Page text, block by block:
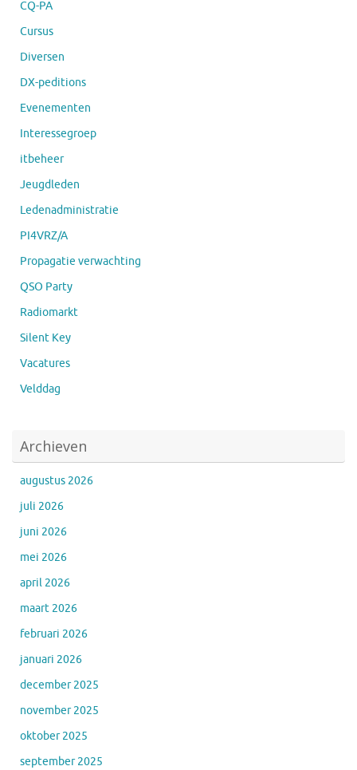
CQ-PA
Cursus
Diversen
DX-peditions
Evenementen
Interessegroep
itbeheer
Jeugdleden
Ledenadministratie
PI4VRZ/A
Propagatie verwachting
QSO Party
Radiomarkt
Silent Key
Vacatures
Velddag
Archieven
augustus 2026
juli 2026
juni 2026
mei 2026
april 2026
maart 2026
februari 2026
januari 2026
december 2025
november 2025
oktober 2025
september 2025